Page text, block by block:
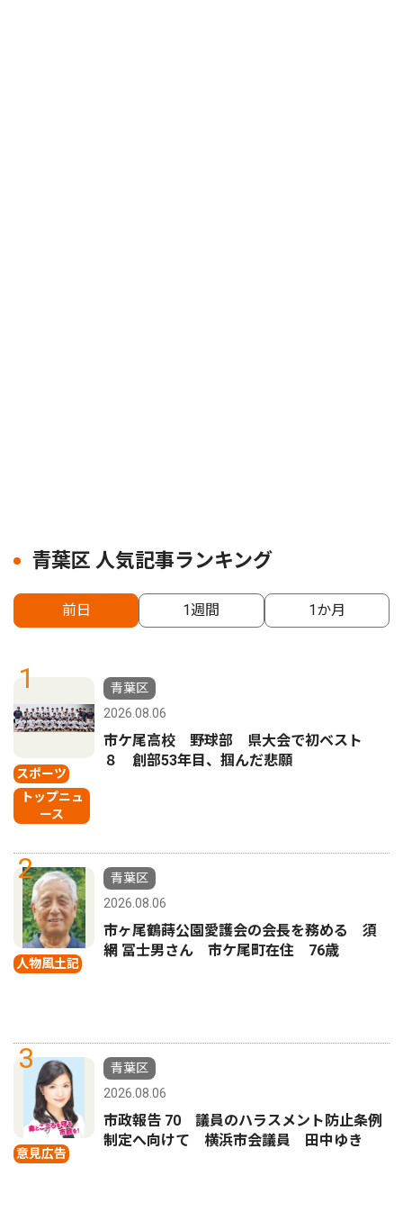
青葉区 人気記事ランキング
前日 1週間 1か月
1
スポーツ
トップニュ
ース
青葉区
2026.08.06
市ケ尾高校 野球部 県大会で初ベスト
８ 創部53年目、掴んだ悲願
2
人物風土記
青葉区
2026.08.06
市ヶ尾鶴蒔公園愛護会の会長を務める 須
網 冨士男さん 市ケ尾町在住 76歳
3
意見広告
青葉区
2026.08.06
市政報告 70 議員のハラスメント防止条例
制定へ向けて 横浜市会議員 田中ゆき